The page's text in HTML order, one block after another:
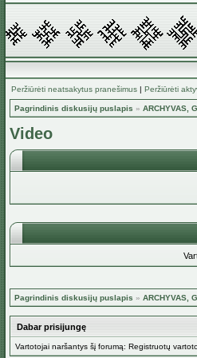
Peržiūrėti neatsakytus pranešimus | Peržiūrėti
Pagrindinis diskusijų puslapis » ARCHYVAS,
Video
Pagrindinis diskusijų puslapis » ARCHYVAS,
Dabar prisijungę
Vartotojai naršantys šį forumą: Registruotų